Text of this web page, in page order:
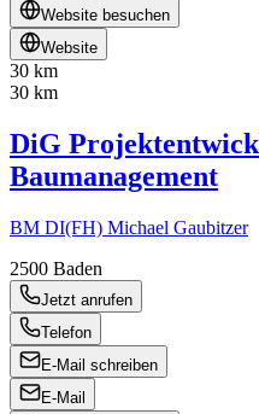
Website besuchen
Website
30 km
30 km
DiG
Baumanagement
BM DI(FH) Michael Gaubitzer
2500 Baden
Jetzt anrufen
Telefon
E-Mail schreiben
E-Mail